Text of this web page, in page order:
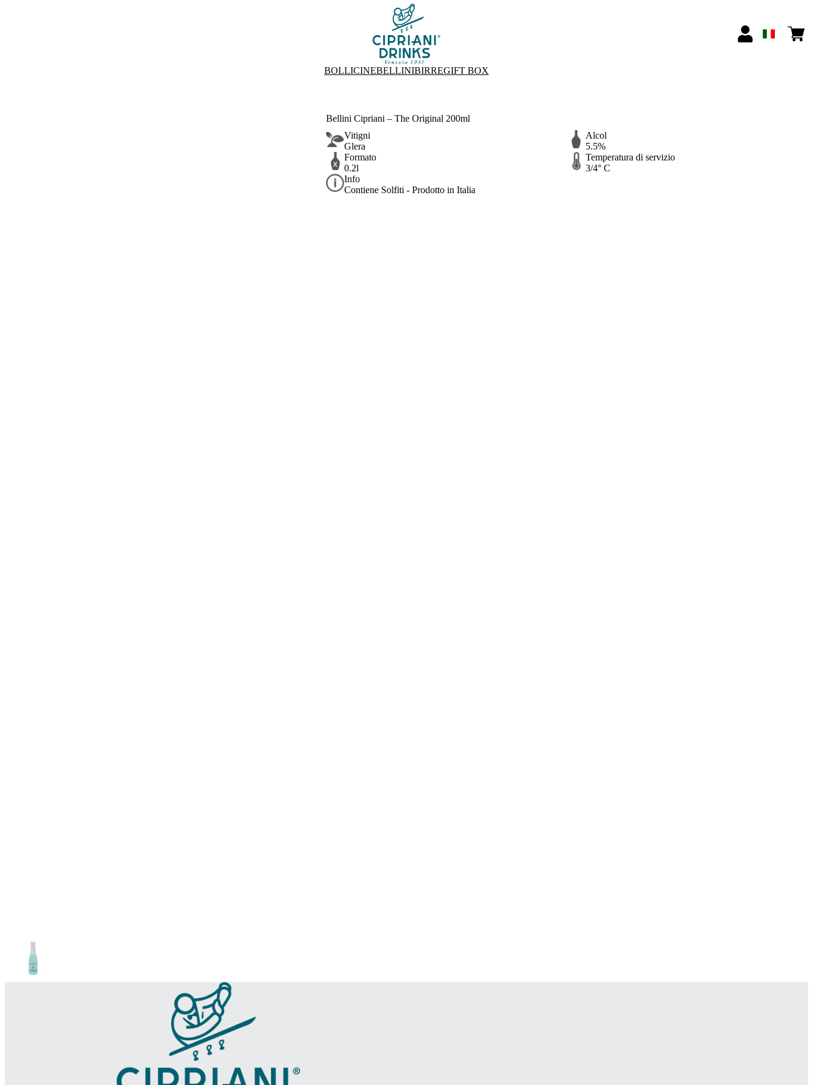
BOLLICINEBELLINIBIRREGIFT BOX
Bellini Cipriani – The Original 200ml
Vitigni
Glera
Alcol
5.5%
Formato
0.2l
Temperatura di servizio
3/4° C
Info
Contiene Solfiti - Prodotto in Italia